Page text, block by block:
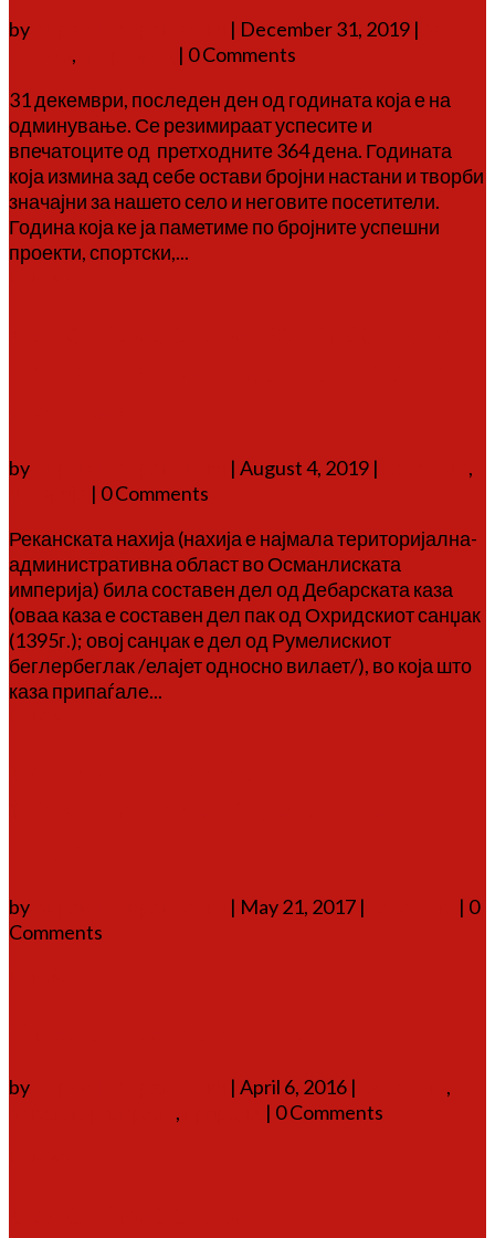
by | December 31, 2019 |
,
| 0 Comments
31 декември, последен ден од годината која е на
одминување. Се резимираат успесите и
впечатоците од претходните 364 дена. Годината
која измина зад себе остави бројни настани и творби
значајни за нашето село и неговите посетители.
Година која ке ја паметиме по бројните успешни
проекти, спортски,...
by | August 4, 2019 |
,
| 0 Comments
Реканската нахија (нахија е најмала територијална-
административна област во Османлиската
империја) била составен дел од Дебарската каза
(оваа каза е составен дел пак од Охридскиот санџак
(1395г.); овој санџак е дел од Румелискиот
беглербеглак /елајет односно вилает/), во која што
каза припаѓале...
by | May 21, 2017 |
| 0
Comments
by | April 6, 2016 |
,
, | 0 Comments